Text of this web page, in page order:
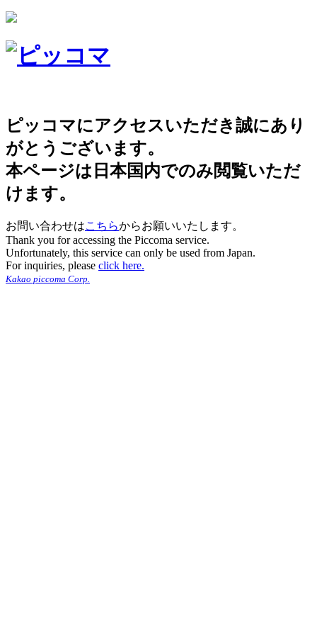
ピッコマにアクセスいただき誠にあり
がとうございます。
本ページは日本国内でのみ閲覧いただ
けます。
お問い合わせはこちらからお願いいたします。
Thank you for accessing the Piccoma service.
Unfortunately, this service can only be used from Japan.
For inquiries, please click here.
Kakao piccoma Corp.